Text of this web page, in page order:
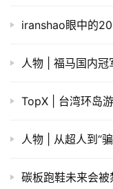
iranshao眼中的
人物 | 福马国内冠
TopX | 台湾环岛
人物 | 从超人到“
碳板跑鞋未来会被